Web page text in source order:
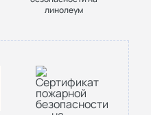
линолеум